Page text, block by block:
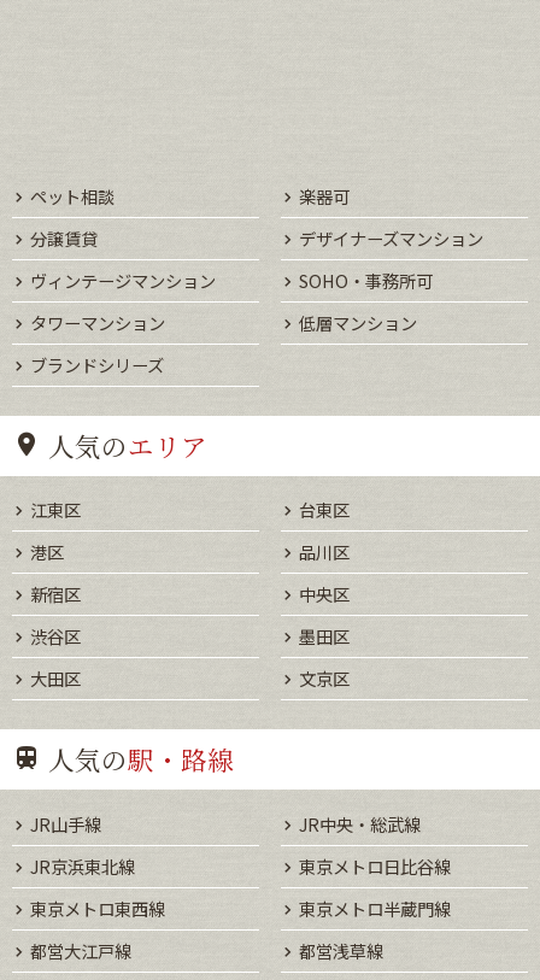
ペット相談
楽器可
分譲賃貸
デザイナーズマンション
ヴィンテージマンション
SOHO・事務所可
タワーマンション
低層マンション
ブランドシリーズ
人気のエリア
江東区
台東区
港区
品川区
新宿区
中央区
渋谷区
墨田区
大田区
文京区
人気の駅・路線
JR山手線
JR中央・総武線
JR京浜東北線
東京メトロ日比谷線
東京メトロ東西線
東京メトロ半蔵門線
都営大江戸線
都営浅草線